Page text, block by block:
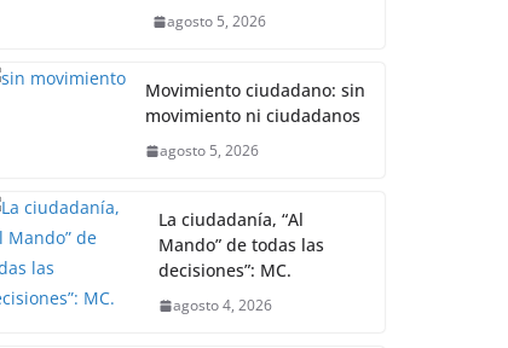
agosto 5, 2026
Movimiento ciudadano: sin
movimiento ni ciudadanos
agosto 5, 2026
La ciudadanía, “Al
Mando” de todas las
decisiones”: MC.
agosto 4, 2026